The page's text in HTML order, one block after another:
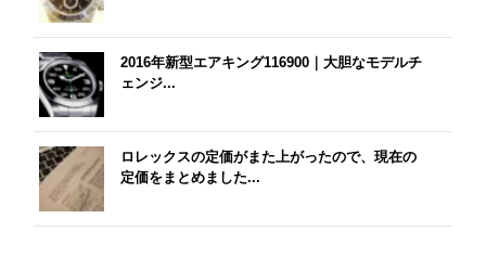
2016年新型エアキング116900｜大胆なモデルチ
ェンジ...
ロレックスの定価がまた上がったので、現在の
定価をまとめました...